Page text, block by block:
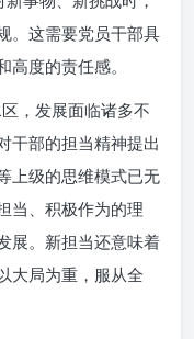
。这需要党员干部具
度的责任感。
，发展面临诸多不
干部的担当精神提出
上级的思维模式已无
当、积极作为的理
展。新担当还意味着
大局为重，服从全